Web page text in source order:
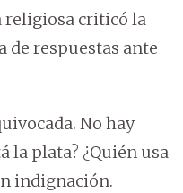
religiosa criticó la
de respuestas ante
No hay
la plata? ¿Quién usa
indignación.